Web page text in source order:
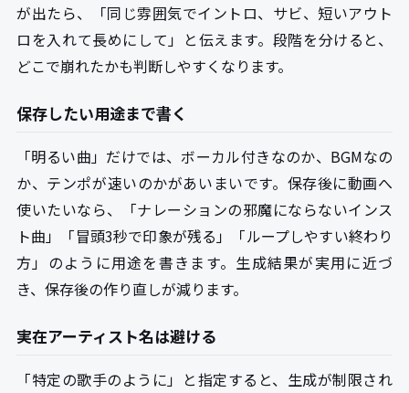
が出たら、「同じ雰囲気でイントロ、サビ、短いアウト
ロを入れて長めにして」と伝えます。段階を分けると、
どこで崩れたかも判断しやすくなります。
保存したい用途まで書く
「明るい曲」だけでは、ボーカル付きなのか、BGMなの
か、テンポが速いのかがあいまいです。保存後に動画へ
使いたいなら、「ナレーションの邪魔にならないインス
ト曲」「冒頭3秒で印象が残る」「ループしやすい終わり
方」のように用途を書きます。生成結果が実用に近づ
き、保存後の作り直しが減ります。
実在アーティスト名は避ける
「特定の歌手のように」と指定すると、生成が制限され